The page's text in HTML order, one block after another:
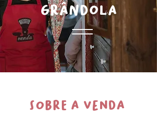
GRÂNDOLA
Sobre A Venda